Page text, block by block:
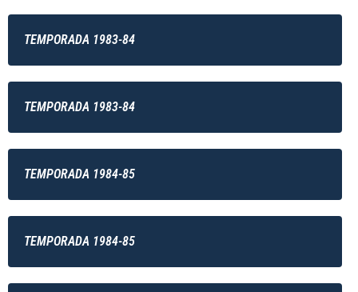
TEMPORADA 1983-84
TEMPORADA 1983-84
TEMPORADA 1984-85
TEMPORADA 1984-85